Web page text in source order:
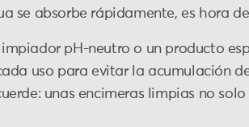
se absorbe rápidamente, es hora
pH-neutro o un producto
uso para evitar la acumulación
unas encimeras limpias no